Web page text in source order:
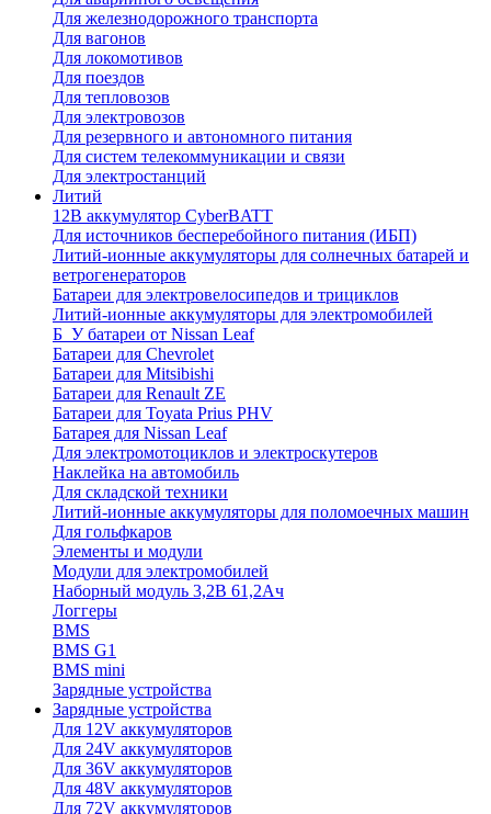
Для железнодорожного транспорта
Для вагонов
Для локомотивов
Для поездов
Для тепловозов
Для электровозов
Для резервного и автономного питания
Для систем телекоммуникации и связи
Для электростанций
Литий
12В аккумулятор CyberBATT
Для источников бесперебойного питания (ИБП)
Литий-ионные аккумуляторы для солнечных батарей и
ветрогенераторов
Батареи для электровелосипедов и трициклов
Литий-ионные аккумуляторы для электромобилей
Б_У батареи от Nissan Leaf
Батареи для Chevrolet
Батареи для Mitsibishi
Батареи для Renault ZE
Батареи для Toyata Prius PHV
Батарея для Nissan Leaf
Для электромотоциклов и электроскутеров
Наклейка на автомобиль
Для складской техники
Литий-ионные аккумуляторы для поломоечных машин
Для гольфкаров
Элементы и модули
Модули для электромобилей
Наборный модуль 3,2В 61,2Ач
Логгеры
BMS
BMS G1
BMS mini
Зарядные устройства
Зарядные устройства
Для 12V аккумуляторов
Для 24V аккумуляторов
Для 36V аккумуляторов
Для 48V аккумуляторов
Для 72V аккумуляторов